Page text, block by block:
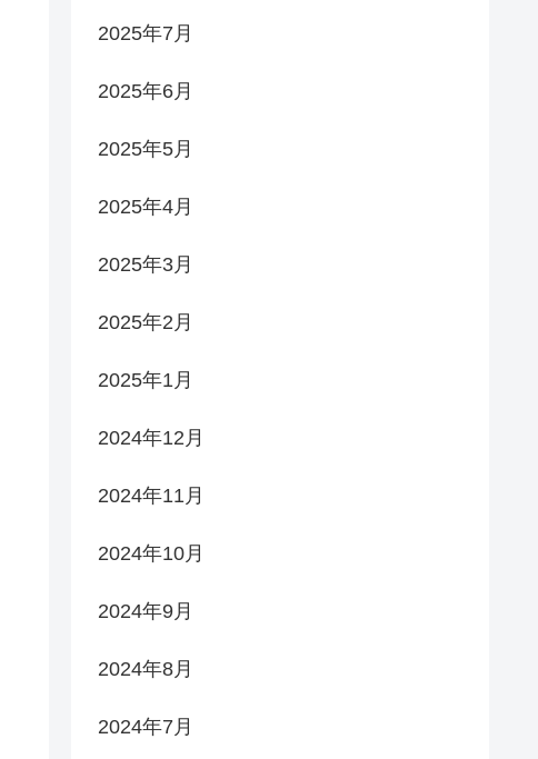
2025年7月
2025年6月
2025年5月
2025年4月
2025年3月
2025年2月
2025年1月
2024年12月
2024年11月
2024年10月
2024年9月
2024年8月
2024年7月